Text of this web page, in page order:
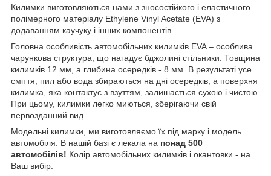
Килимки виготовляються нами з зносостійкого і еластичного
полімерного матеріалу Ethylene Vinyl Acetate (EVA) з
додаванням каучуку і інших компонентів.
Головна особливість автомобільних килимків EVA – особлива
чарункова структура, що нагадує бджолині стільники. Товщина
килимків 12 мм, а глибина осередків - 8 мм. В результаті усе
сміття, пил або вода збираються на дні осередків, а поверхня
килимка, яка контактує з взуттям, залишається сухою і чистою.
При цьому, килимки легко миються, зберігаючи свій
первозданний вид.
Модельні килимки, ми виготовляємо їх під марку і модель
автомобіля. В нашій базі є лекала на понад 500
автомобілів! Колір автомобільних килимків і окантовки - на
Ваш вибір.